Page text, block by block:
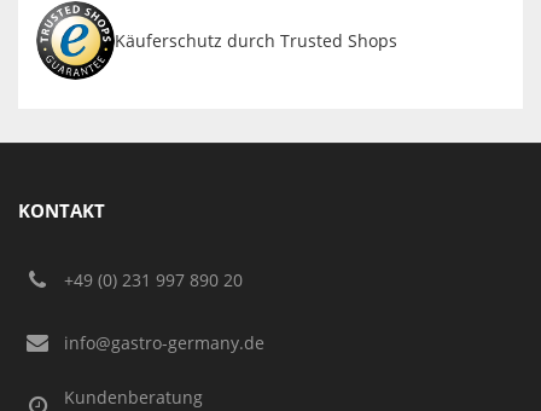
Käuferschutz durch Trusted Shops
KONTAKT
+49 (0) 231 997 890 20
info@gastro-germany.de
Kundenberatung